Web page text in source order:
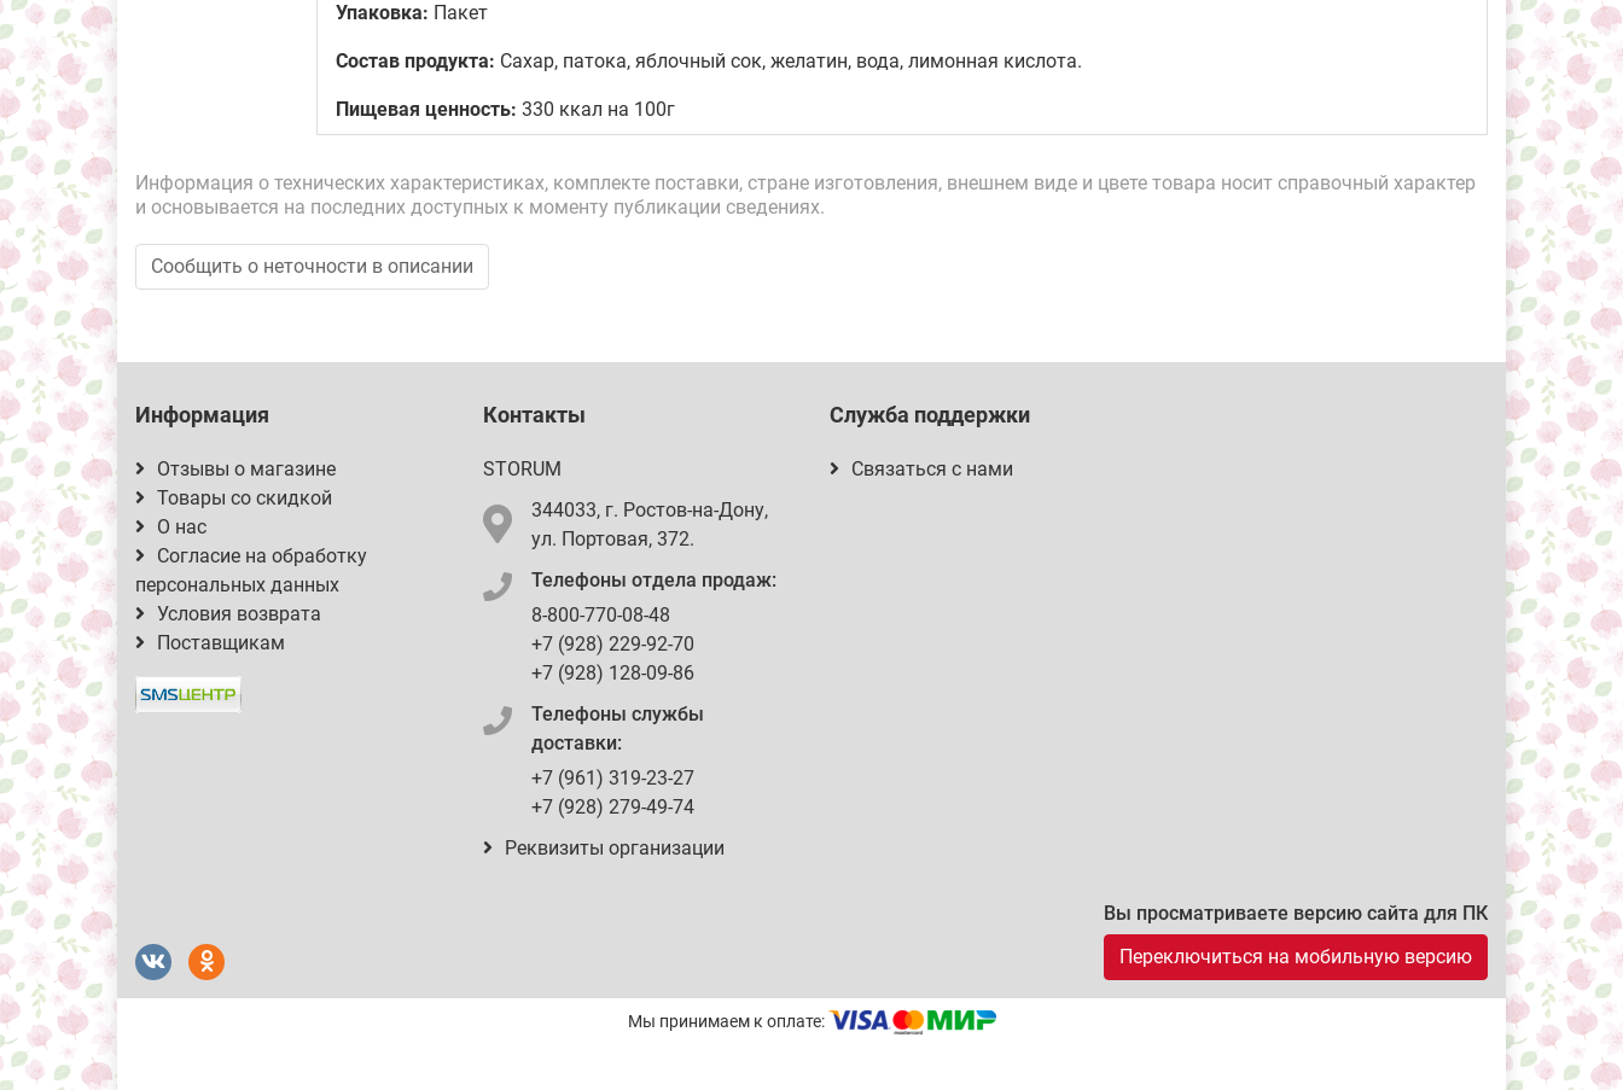
Упаковка: Пакет
Состав продукта: Сахар, патока, яблочный сок, желатин, вода, лимонная кислота.
Пищевая ценность: 330 ккал на 100г
Информация о технических характеристиках, комплекте поставки, стране изготовления, внешнем виде и цвете товара носит справочный характер
и основывается на последних доступных к моменту публикации сведениях.
Сообщить о неточности в описании
Информация
Отзывы о магазине
Товары со скидкой
О нас
Согласие на обработку
персональных данных
Условия возврата
Поставщикам
Контакты
STORUM
344033, г. Ростов-на-Дону,
ул. Портовая, 372.
Телефоны отдела продаж:
8-800-770-08-48
+7 (928) 229-92-70
+7 (928) 128-09-86
Телефоны службы
доставки:
+7 (961) 319-23-27
+7 (928) 279-49-74
Реквизиты организации
Служба поддержки
Связаться с нами
Вы просматриваете версию сайта для ПК
Переключиться на мобильную версию
Мы принимаем к оплате: